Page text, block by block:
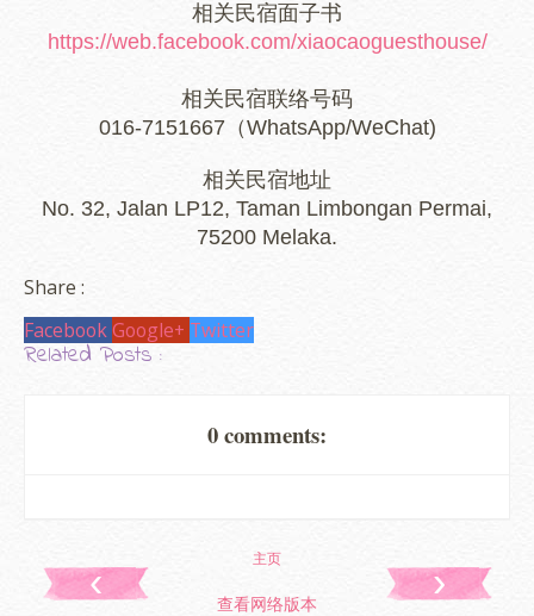
相关民宿面子书
https://web.facebook.com/xiaocaoguesthouse/
相关民宿联络号码
016-7151667（WhatsApp/WeChat)
相关民宿地址
No. 32, Jalan LP12, Taman Limbongan Permai,
75200 Melaka.
Share :
Facebook Google+ Twitter
Related Posts :
0 comments:
‹ ›
主页
查看网络版本